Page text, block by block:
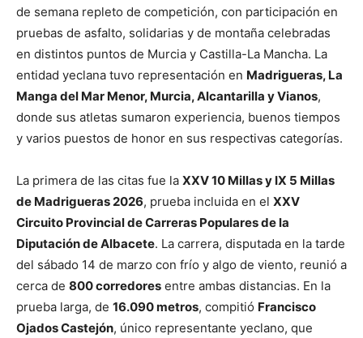
de semana repleto de competición, con participación en
pruebas de asfalto, solidarias y de montaña celebradas
en distintos puntos de Murcia y Castilla-La Mancha. La
entidad yeclana tuvo representación en Madrigueras, La
Manga del Mar Menor, Murcia, Alcantarilla y Vianos,
donde sus atletas sumaron experiencia, buenos tiempos
y varios puestos de honor en sus respectivas categorías.
La primera de las citas fue la XXV 10 Millas y IX 5 Millas
de Madrigueras 2026, prueba incluida en el XXV
Circuito Provincial de Carreras Populares de la
Diputación de Albacete. La carrera, disputada en la tarde
del sábado 14 de marzo con frío y algo de viento, reunió a
cerca de 800 corredores entre ambas distancias. En la
prueba larga, de 16.090 metros, compitió Francisco
Ojados Castejón, único representante yeclano, que